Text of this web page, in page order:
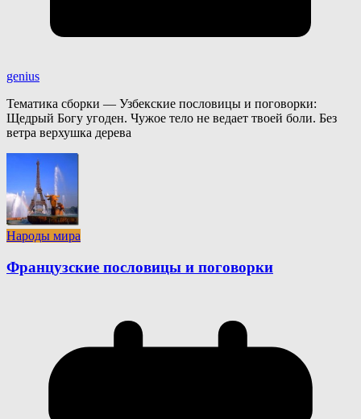
genius
Тематика сборки — Узбекские пословицы и поговорки:
Щедрый Богу угоден. Чужое тело не ведает твоей боли. Без
ветра верхушка дерева
Народы мира
Французские пословицы и поговорки